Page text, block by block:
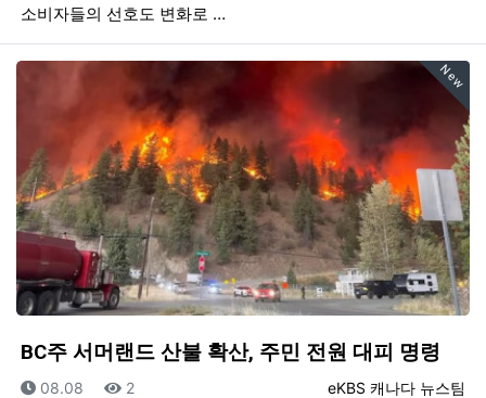
소비자들의 선호도 변화로 …
New
BC주 서머랜드 산불 확산, 주민 전원 대피 명령
등록자
eKBS 캐나다 뉴스팀
등록일
08.08 조회
2